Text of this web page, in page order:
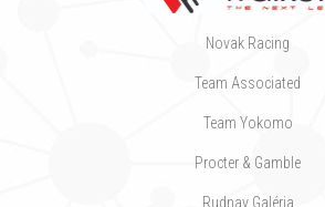
Novak Racing
Team Associated
Team Yokomo
Procter & Gamble
Rudnay Galéria